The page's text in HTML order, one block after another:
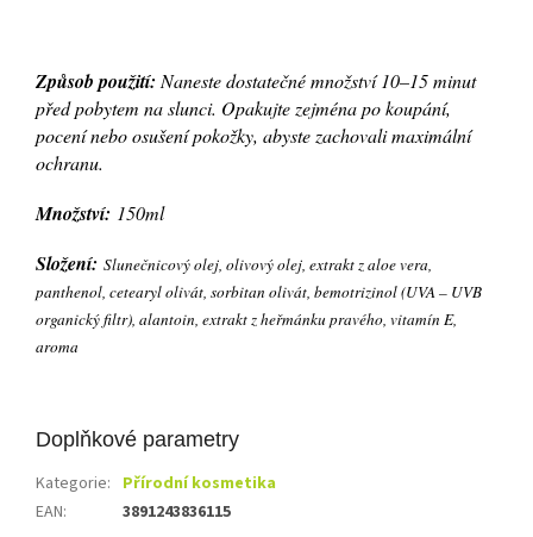
Způsob použití: Naneste dostatečné množství 10–15 minut
před pobytem na slunci. Opakujte zejména po koupání,
pocení nebo osušení pokožky, abyste zachovali maximální
ochranu.
Množství: 150ml
Složení: Slunečnicový olej, olivový olej, extrakt z aloe vera,
panthenol, cetearyl olivát, sorbitan olivát, bemotrizinol (UVA – UVB
organický filtr), alantoin, extrakt z heřmánku pravého, vitamín E,
aroma
Doplňkové parametry
Kategorie: Přírodní kosmetika
EAN: 3891243836115